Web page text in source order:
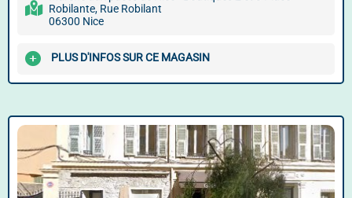
Robilante, Rue Robilant
06300 Nice
PLUS D'INFOS SUR CE MAGASIN